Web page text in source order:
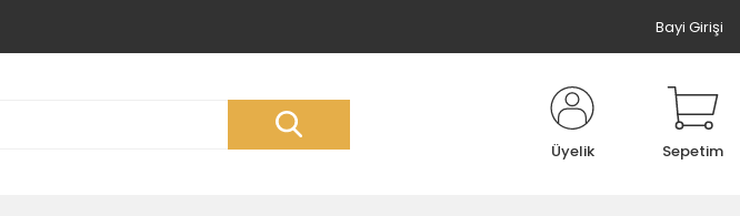
Bayi Girişi
Üyelik Sepetim